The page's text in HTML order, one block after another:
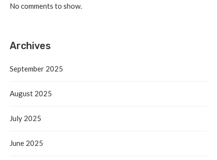
No comments to show.
Archives
September 2025
August 2025
July 2025
June 2025